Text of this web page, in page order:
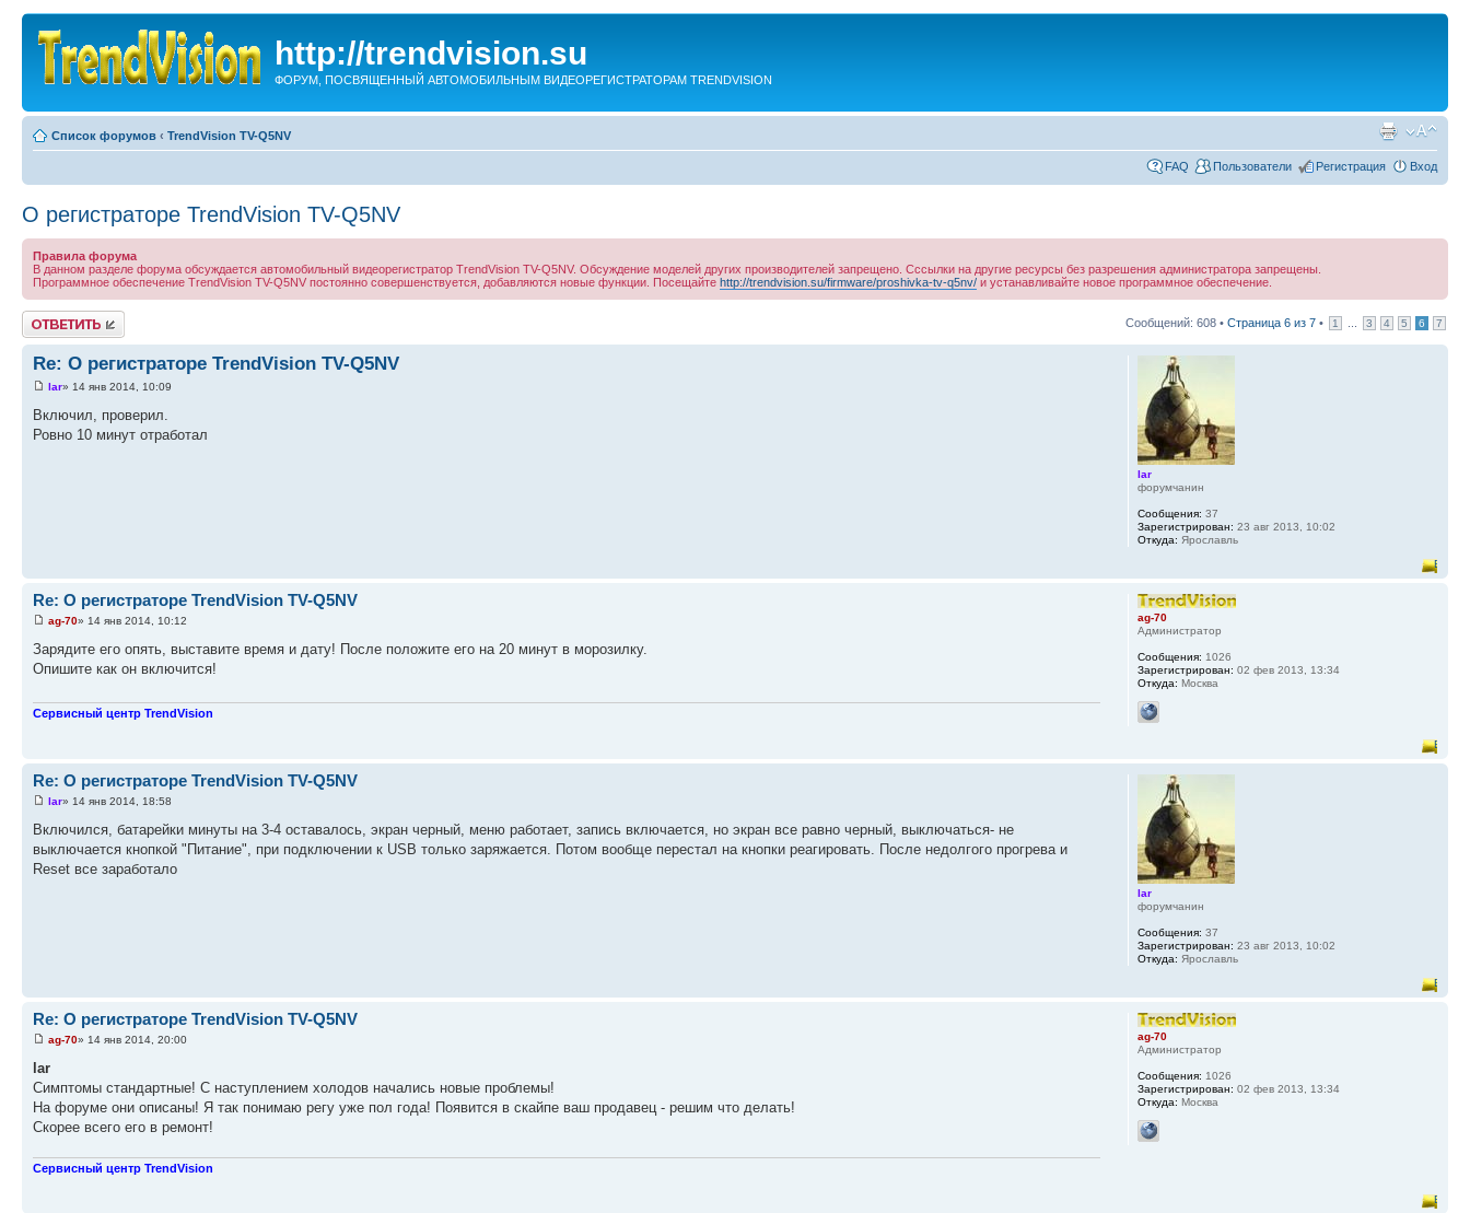
http://trendvision.su
ФОРУМ, ПОСВЯЩЕННЫЙ АВТОМОБИЛЬНЫМ ВИДЕОРЕГИСТРАТОРАМ TRENDVISION
Список форумов ‹ TrendVision TV-Q5NV
FAQ Пользователи Регистрация Вход
О регистраторе TrendVision TV-Q5NV
Правила форума
В данном разделе форума обсуждается автомобильный видеорегистратор TrendVision TV-Q5NV. Обсуждение моделей других производителей запрещено. Сссылки на другие ресурсы без разрешения администратора запрещены.
Программное обеспечение TrendVision TV-Q5NV постоянно совершенствуется, добавляются новые функции. Посещайте http://trendvision.su/firmware/proshivka-tv-q5nv/ и устанавливайте новое программное обеспечение.
Ответить Сообщений: 608 • Страница 6 из 7 • 1 3 4 5 6 7
Re: О регистраторе TrendVision TV-Q5NV
lar» 14 янв 2014, 10:09
Включил, проверил.
Ровно 10 минут отработал
lar
форумчанин
Сообщения: 37
Зарегистрирован: 23 авг 2013, 10:02
Откуда: Ярославль
Re: О регистраторе TrendVision TV-Q5NV
ag-70» 14 янв 2014, 10:12
Зарядите его опять, выставите время и дату! После положите его на 20 минут в морозилку.
Опишите как он включится!
Сервисный центр TrendVision
ag-70
Администратор
Сообщения: 1026
Зарегистрирован: 02 фев 2013, 13:34
Откуда: Москва
Re: О регистраторе TrendVision TV-Q5NV
lar» 14 янв 2014, 18:58
Включился, батарейки минуты на 3-4 оставалось, экран черный, меню работает, запись включается, но экран все равно черный, выключаться- не
выключается кнопкой "Питание", при подключении к USB только заряжается. Потом вообще перестал на кнопки реагировать. После недолгого прогрева и
Reset все заработало
lar
форумчанин
Сообщения: 37
Зарегистрирован: 23 авг 2013, 10:02
Откуда: Ярославль
Re: О регистраторе TrendVision TV-Q5NV
ag-70» 14 янв 2014, 20:00
lar
Симптомы стандартные! С наступлением холодов начались новые проблемы!
На форуме они описаны! Я так понимаю регу уже пол года! Появится в скайпе ваш продавец - решим что делать!
Скорее всего его в ремонт!
Сервисный центр TrendVision
ag-70
Администратор
Сообщения: 1026
Зарегистрирован: 02 фев 2013, 13:34
Откуда: Москва